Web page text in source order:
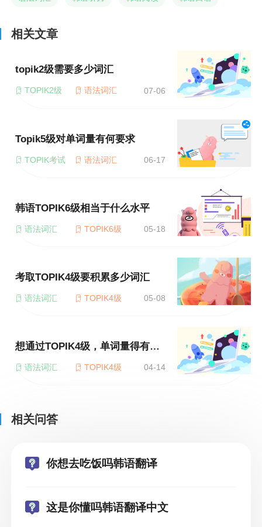
相关文章
topik2级需要多少词汇
TOPIK2级 语法词汇 07-06
Topik5级对单词量有何要求
TOPIK考试 语法词汇 06-17
韩语TOPIK6级相当于什么水平
语法词汇 TOPIK6级 05-18
考取TOPIK4级要积累多少词汇
语法词汇 TOPIK4级 05-08
想通过TOPIK4级，单词量得有多少
语法词汇 TOPIK4级 04-14
相关问答
你想去吃饭吗韩语翻译
这是你懂吗韩语翻译中文